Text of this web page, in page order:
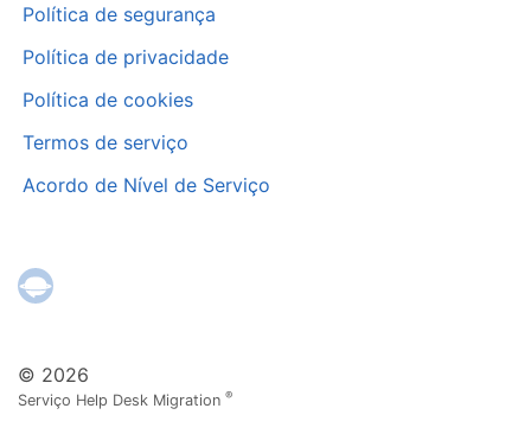
© 2026
Serviço Help Desk Migration®
Política de segurança
Política de privacidade
Política de cookies
Termos de serviço
Acordo de Nível de Serviço